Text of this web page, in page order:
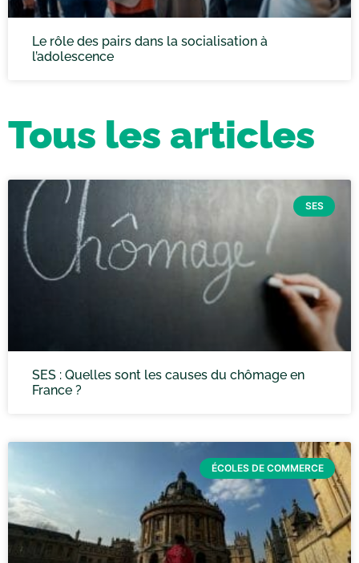
Le rôle des pairs dans la socialisation à
l’adolescence
Tous les articles
SES
SES : Quelles sont les causes du chômage en
France ?
ÉCOLES DE COMMERCE